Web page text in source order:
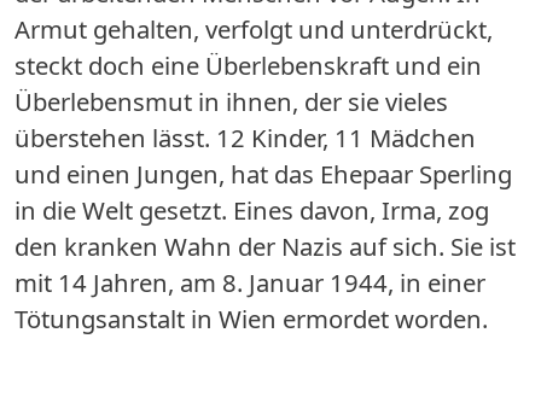
Armut gehalten, verfolgt und unterdrückt,
steckt doch eine Überlebenskraft und ein
Überlebensmut in ihnen, der sie vieles
überstehen lässt. 12 Kinder, 11 Mädchen
und einen Jungen, hat das Ehepaar Sperling
in die Welt gesetzt. Eines davon, Irma, zog
den kranken Wahn der Nazis auf sich. Sie ist
mit 14 Jahren, am 8. Januar 1944, in einer
Tötungsanstalt in Wien ermordet worden.